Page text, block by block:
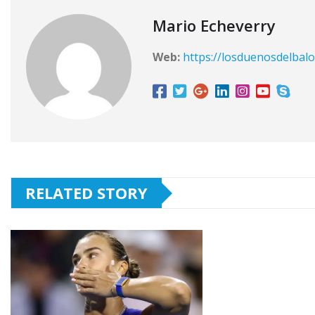
Mario Echeverry
Web: https://
RELATED STORY